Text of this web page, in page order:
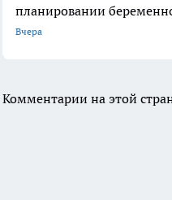
планировании
Вчера
Комментарии на этой